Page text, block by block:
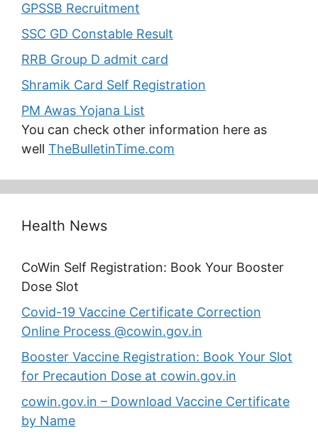
GPSSB Recruitment
SSC GD Constable Result
RRB Group D admit card
Shramik Card Self Registration
PM Awas Yojana List
You can check other information here as
well TheBulletinTime.com
Health News
CoWin Self Registration: Book Your Booster
Dose Slot
Covid-19 Vaccine Certificate Correction
Online Process @cowin.gov.in
Booster Vaccine Registration: Book Your Slot
for Precaution Dose at cowin.gov.in
cowin.gov.in – Download Vaccine Certificate
by Name